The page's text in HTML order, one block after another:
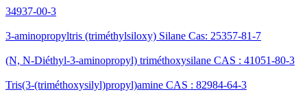
34937-00-3
3-aminopropyltris (triméthylsiloxy) Silane Cas: 25357-81-7
(N, N-Diéthyl-3-aminopropyl) triméthoxysilane CAS : 41051-80-3
Tris(3-(triméthoxysilyl)propyl)amine CAS : 82984-64-3